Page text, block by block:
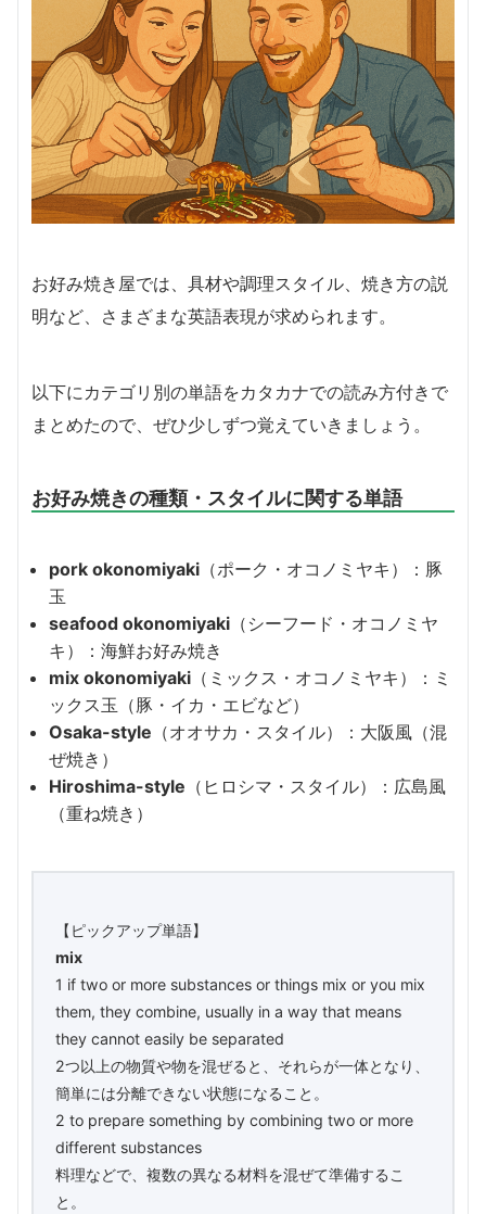
お好み焼き屋では、具材や調理スタイル、焼き方の説
明など、さまざまな英語表現が求められます。
以下にカテゴリ別の単語をカタカナでの読み方付きで
まとめたので、ぜひ少しずつ覚えていきましょう。
お好み焼きの種類・スタイルに関する単語
pork okonomiyaki （ポーク・オコノミヤキ）：豚
玉
seafood okonomiyaki （シーフード・オコノミヤ
キ）：海鮮お好み焼き
mix okonomiyaki （ミックス・オコノミヤキ）：ミ
ックス玉（豚・イカ・エビなど）
Osaka-style （オオサカ・スタイル）：大阪風（混
ぜ焼き）
Hiroshima-style （ヒロシマ・スタイル）：広島風
（重ね焼き）
【ピックアップ単語】
mix
1 if two or more substances or things mix or you mix
them, they combine, usually in a way that means
they cannot easily be separated
2つ以上の物質や物を混ぜると、それらが一体となり、
簡単には分離できない状態になること。
2 to prepare something by combining two or more
different substances
料理などで、複数の異なる材料を混ぜて準備するこ
と。